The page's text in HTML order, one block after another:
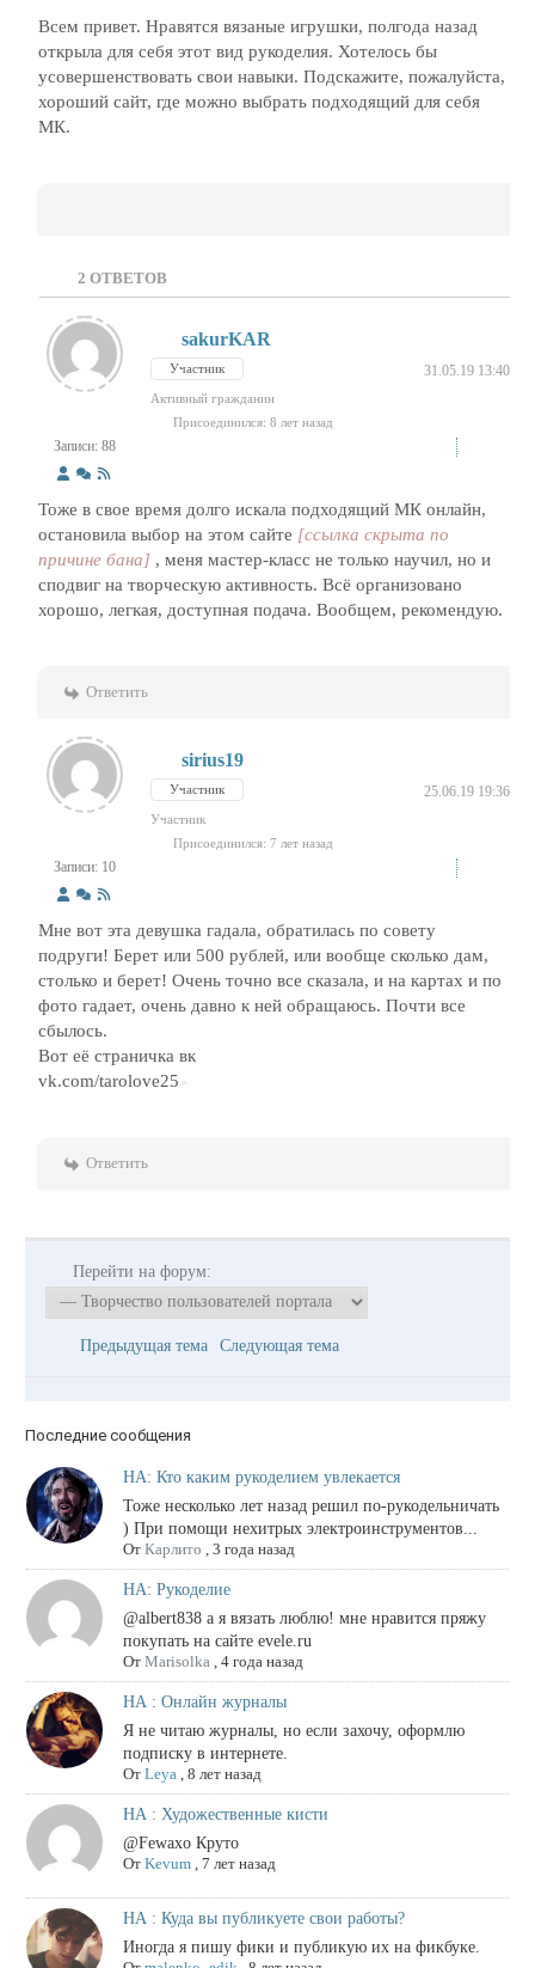
Всем привет. Нравятся вязаные игрушки, полгода назад
открыла для себя этот вид рукоделия. Хотелось бы
усовершенствовать свои навыки. Подскажите, пожалуйста,
хороший сайт, где можно выбрать подходящий для себя
МК.
2 ОТВЕТОВ
Записи: 88
sakurKAR
Участник 31.05.19 13:40
Активный гражданин
Присоединился: 8 лет назад
Тоже в свое время долго искала подходящий МК онлайн,
остановила выбор на этом сайте [ссылка скрыта по
причине бана] , меня мастер-класс не только научил, но и
сподвиг на творческую активность. Всё организовано
хорошо, легкая, доступная подача. Вообщем, рекомендую.
Ответить
Записи: 10
sirius19
Участник 25.06.19 19:36
Участник
Присоединился: 7 лет назад
Мне вот эта девушка гадала, обратилась по совету
подруги! Берет или 500 рублей, или вообще сколько дам,
столько и берет! Очень точно все сказала, и на картах и по
фото гадает, очень давно к ней обращаюсь. Почти все
сбылось.
Вот её страничка вк
vk.com/tarolove25
Ответить
Перейти на форум:
Предыдущая тема Следующая тема
Последние сообщения
НА: Кто каким рукоделием увлекается
Тоже несколько лет назад решил по-рукодельничать
) При помощи нехитрых электроинструментов...
От Карлито , 3 года назад
НА: Рукоделие
@albert838 а я вязать люблю! мне нравится пряжу
покупать на сайте evele.ru
От Marisolka, 4 года назад
НА : Онлайн журналы
Я не читаю журналы, но если захочу, оформлю
подписку в интернете.
От Leya, 8 лет назад
НА : Художественные кисти
@Fewaxo Круто
От Kevum, 7 лет назад
НА : Куда вы публикуете свои работы?
Иногда я пишу фики и публикую их на фикбуке.